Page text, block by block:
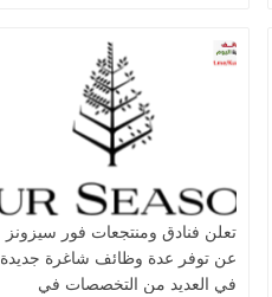
تعلن فنادق ومنتجعات فور سيزونز‏
عن توفر عدة وظائف شاغرة جديدة
في العديد من التخصصات في